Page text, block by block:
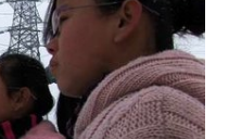
出了几乎所有人的想
过往，这种经验却毫
域如欧美愈演愈烈。
一个关键词，自然获